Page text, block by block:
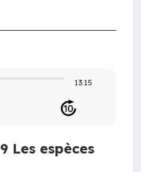
13:15
Les espèces